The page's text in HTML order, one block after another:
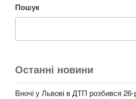
Пошук
Останні новини
Вночі у Львові в ДТП розбився 26-